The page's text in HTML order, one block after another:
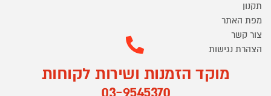
תקנון
מפת האתר
צור קשר
הצהרת נגישות
מוקד הזמנות ושירות לקוחות